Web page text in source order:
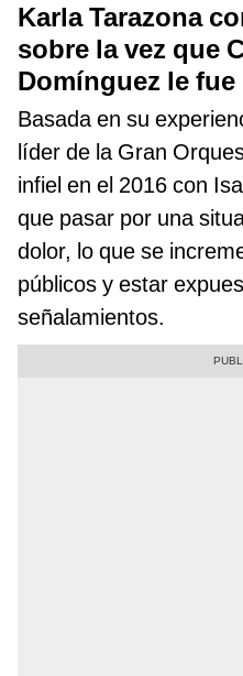
Karla Tarazona
sobre la vez que
Domínguez le
Basada en su
líder de la Gran
infiel en el 2016 con
que pasar por una
dolor, lo que se
públicos y estar
señalamientos.